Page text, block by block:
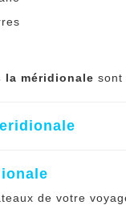
la méridionale sont
de votre